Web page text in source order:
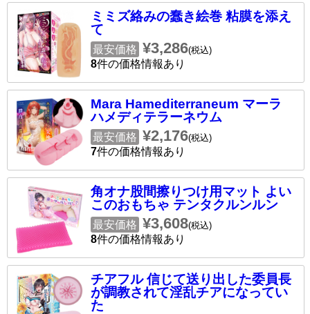
ミミズ絡みの蠢き絵巻 粘膜を添え
て
最安価格 ¥3,286(税込)
8件の価格情報あり
Mara Hamediterraneum マーラ
ハメディテラーネウム
最安価格 ¥2,176(税込)
7件の価格情報あり
角オナ股間擦りつけ用マット よい
このおもちゃ テンタクルンルン
最安価格 ¥3,608(税込)
8件の価格情報あり
チアフル 信じて送り出した委員長
が調教されて淫乱チアになってい
た